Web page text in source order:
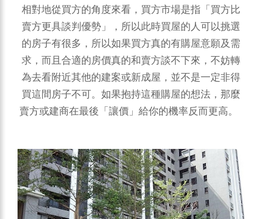
相對地從買方的角度來看，買方市場是指「買方比
賣方更具談判優勢」，所以此時買屋的人可以挑選
的房子有很多，所以如果買方真的有購屋意願及需
求，而且合適的房價真的和賣方談不下來，不妨轉
為去看附近其他的建案或新成屋，並不是一定非得
買這間房子不可。如果抱持這種購屋的想法，那麼
賣方或建商在最後「讓價」給你的機率反而更高。